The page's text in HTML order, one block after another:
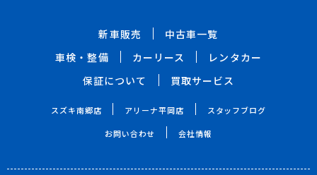
新車販売
中古車一覧
車検・整備
カーリース
レンタカー
保証について
買取サービス
スズキ南郷店 アリーナ平岡店 スタッフブログ
お問い合わせ 会社情報